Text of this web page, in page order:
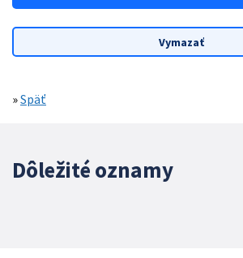
»Späť
Dôležité oznamy